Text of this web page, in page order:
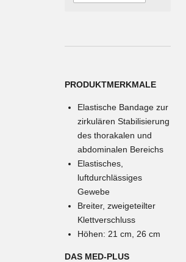
PRODUKTMERKMALE
Elastische Bandage zur
zirkulären Stabilisierung
des thorakalen und
abdominalen Bereichs
Elastisches,
luftdurchlässiges
Gewebe
Breiter, zweigeteilter
Klettverschluss
Höhen: 21 cm, 26 cm
DAS MED-PLUS